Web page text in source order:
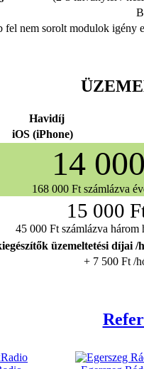
fel nem sorolt modulok igény
Havidíj
iOS (iPhone)
14 000
168 000 Ft számlázva
15 000
45 000 Ft számlázva három
üzemeltetési díjai /
+ 7 500 Ft /